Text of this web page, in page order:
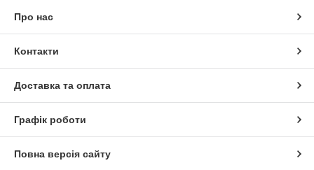
Про нас
Контакти
Доставка та оплата
Графік роботи
Повна версія сайту